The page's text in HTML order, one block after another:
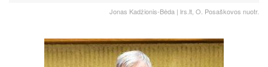
Jonas Kadžionis-Bėda | lrs.lt, O. Posaškovos nuotr.